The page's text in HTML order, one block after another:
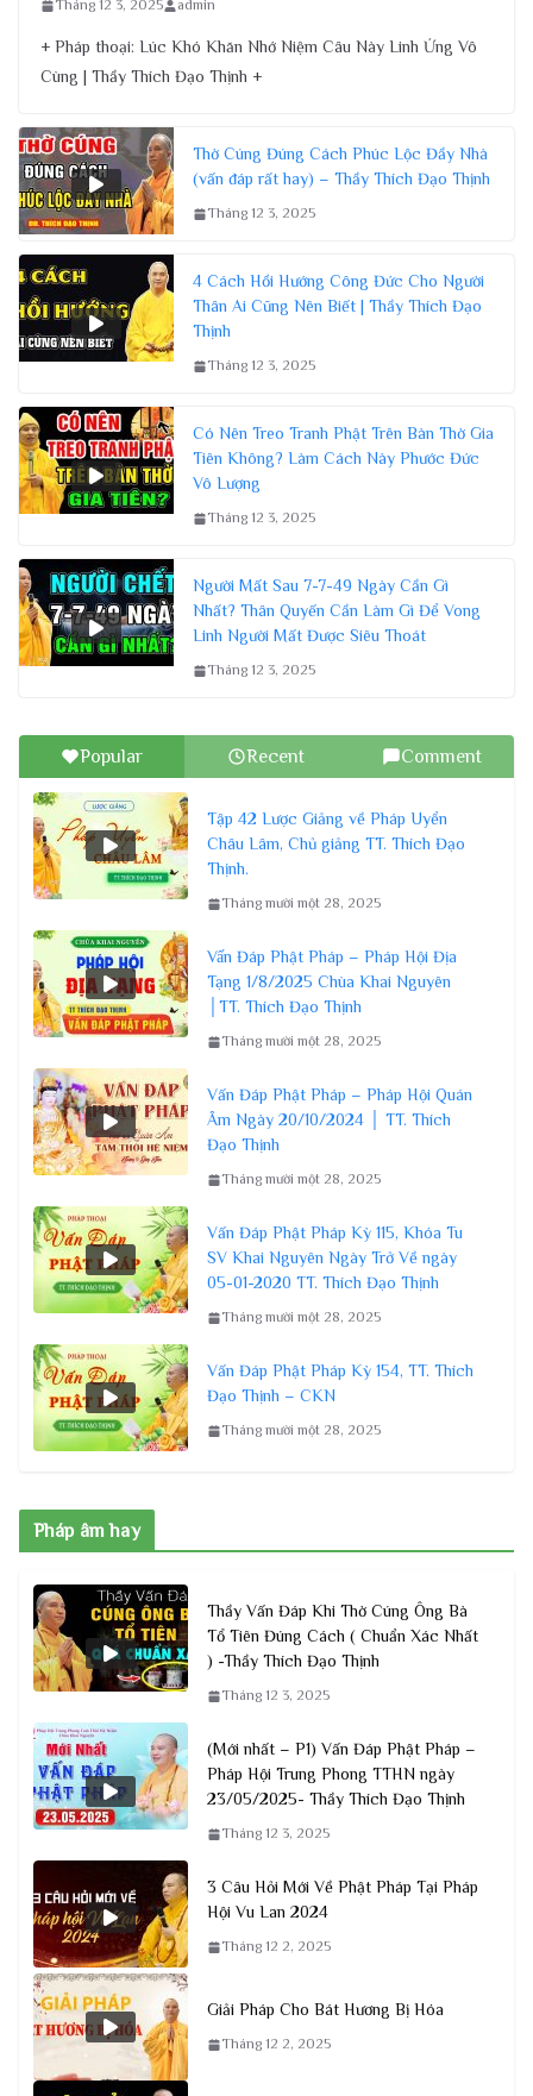
Tháng 12 3, 2025 admin
+ Pháp thoại: Lúc Khó Khăn Nhớ Niệm Câu Này Linh Ứng Vô
Cùng | Thầy Thích Đạo Thịnh +
Thờ Cúng Đúng Cách Phúc Lộc Đầy Nhà
(vấn đáp rất hay) – Thầy Thích Đạo Thịnh
Tháng 12 3, 2025
4 Cách Hồi Hướng Công Đức Cho Người
Thân Ai Cũng Nên Biết | Thầy Thích Đạo
Thịnh
Tháng 12 3, 2025
Có Nên Treo Tranh Phật Trên Bàn Thờ Gia
Tiên Không? Làm Cách Này Phước Đức
Vô Lượng
Tháng 12 3, 2025
Người Mất Sau 7-7-49 Ngày Cần Gì
Nhất? Thân Quyến Cần Làm Gì Để Vong
Linh Người Mất Được Siêu Thoát
Tháng 12 3, 2025
Popular Recent Comment
Tập 42 Lược Giảng về Pháp Uyển
Châu Lâm, Chủ giảng TT. Thích Đạo
Thịnh.
Tháng mười một 28, 2025
Vấn Đáp Phật Pháp – Pháp Hội Địa
Tạng 1/8/2025 Chùa Khai Nguyên
│TT. Thích Đạo Thịnh
Tháng mười một 28, 2025
Vấn Đáp Phật Pháp – Pháp Hội Quán
Âm Ngày 20/10/2024 │ TT. Thích
Đạo Thịnh
Tháng mười một 28, 2025
Vấn Đáp Phật Pháp Kỳ 115, Khóa Tu
SV Khai Nguyên Ngày Trở Về ngày
05-01-2020 TT. Thích Đạo Thịnh
Tháng mười một 28, 2025
Vấn Đáp Phật Pháp Kỳ 154, TT. Thích
Đạo Thịnh – CKN
Tháng mười một 28, 2025
Pháp âm hay
Thầy Vấn Đáp Khi Thờ Cúng Ông Bà
Tổ Tiên Đúng Cách ( Chuẩn Xác Nhất
) -Thầy Thích Đạo Thịnh
Tháng 12 3, 2025
(Mới nhất – P1) Vấn Đáp Phật Pháp –
Pháp Hội Trung Phong TTHN ngày
23/05/2025- Thầy Thích Đạo Thịnh
Tháng 12 3, 2025
3 Câu Hỏi Mới Về Phật Pháp Tại Pháp
Hội Vu Lan 2024
Tháng 12 2, 2025
Giải Pháp Cho Bát Hương Bị Hóa
Tháng 12 2, 2025